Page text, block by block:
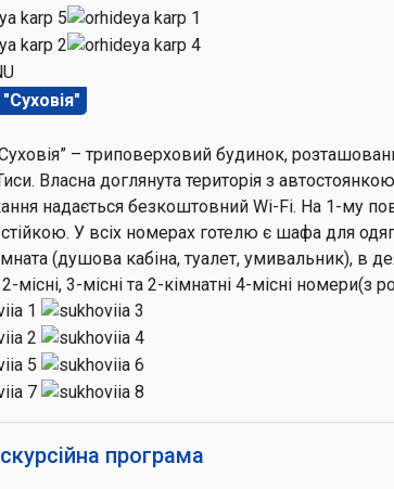
– триповерховий будинок,
Власна доглянута територія з
надається безкоштовний Wi-Fi. На 1-му
У всіх номерах готелю є шафа для
(душова кабіна, туалет, умивальник), в
місні, 3-місні та 2-кімнатні 4-місні номери(з
програма